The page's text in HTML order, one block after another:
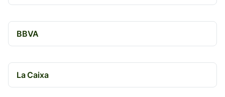
BBVA
La Caixa